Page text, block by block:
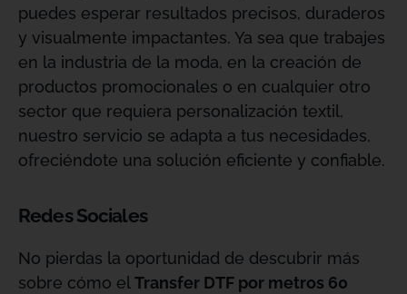
puedes esperar resultados precisos, duraderos
y visualmente impactantes. Ya sea que trabajes
en la industria de la moda, en la creación de
productos promocionales o en cualquier otro
sector que requiera personalización textil,
nuestro servicio se adapta a tus necesidades,
ofreciéndote una solución eficiente y confiable.
Redes Sociales
No pierdas la oportunidad de descubrir más
sobre cómo elTransfer DTF por metros 60